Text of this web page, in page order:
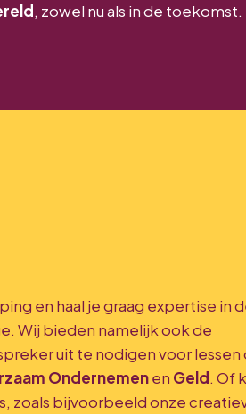
, zowel nu als in de toekomst.
en haal je graag expertise in
Wij bieden namelijk ook de
uit te nodigen voor lessen
Ondernemenen Geld. Of
zoals bijvoorbeeld onze